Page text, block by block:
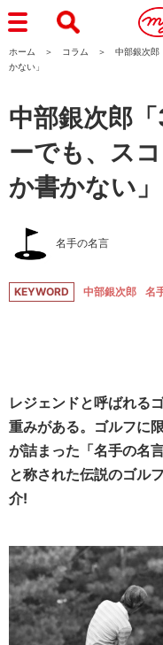
ホーム コラム
中部銀次郎
かない」
中部銀次郎
ーでも、ス
か書かない」
名手の名言
KEYWORD 中部銀次郎 名
レジェンドと呼ばれる
重みがある。ゴルフに
が詰まった「名手の名言
と称された伝説のゴル
介!